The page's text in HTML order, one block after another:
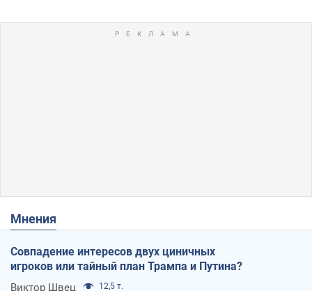
Мнения
Совпадение интересов двух циничных
игроков или тайный план Трампа и Путина?
Виктор Швец 12,5 т.